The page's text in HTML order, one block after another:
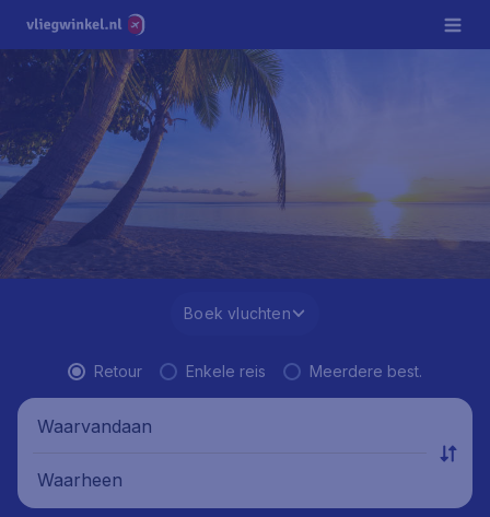
Boek vluchten
Retour Enkele reis Meerdere best.
Waarvandaan
Waarheen